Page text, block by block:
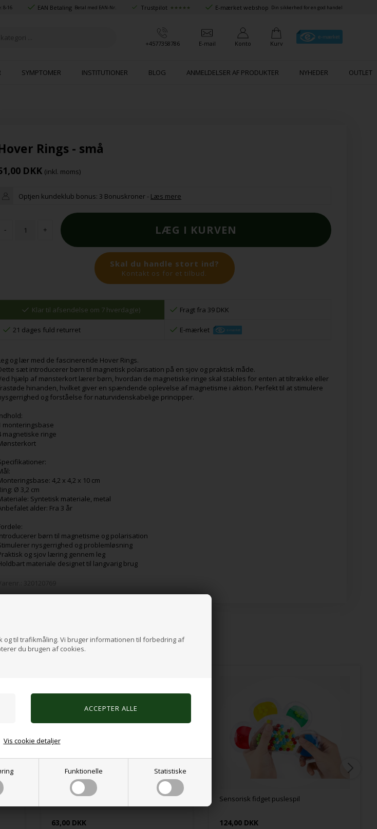
og til trafikmåling. Vi bruger informationen til forbedring af
du brugen af cookies.
Funktionelle Statistiske
Vis cookie detaljer
8-16 EAN Betaling Betal med EAN-Nr. Trustpilot ★★★★★ E-mærket webshop Din sikkerhed for en god handel
+4577358786 E-mail Konto Kurv
SYMPTOMER INSTITUTIONER BLOG ANMELDELSER AF PRODUKTER NYHEDER OUTLET
Rings - små
DKK (inkl. moms)
Optjen kundeklub bonus: 3 Bonuskroner - Læs mere
- +
Skal du handle stort ind?
Kontakt os for et tilbud.
Klar til afsendelse om 7 hverdag(e) Fragt fra 39 DKK
21 dages fuld returret E-mærket
og lær med de fascinerende Hover Rings.
sæt introducerer børn til magnetisk polarisation på en sjov og praktisk måde.
hjælp af mønsterkort lærer børn, hvordan de magnetiske ringe skal stables for enten at tiltrække eller
hinanden, hvilket giver en spændende oplevelse af magnetisme i aktion. Perfekt til at stimulere
og forståelse for naturvidenskabelige principper.
monteringsbase
magnetiske ringe
4,2 x 4,2 x 10 cm
Ø 3,2 cm
Syntetisk materiale, metal
alder: Fra 3 år
børn til magnetisme og polarisation
nysgerrighed og problemløsning
og sjov læring gennem leg
materiale designet til langvarig brug
320120769
produkter
Sensoriske perler, farverige
63,00 DKK
Sensorisk fidget puslespil
124,00 DKK